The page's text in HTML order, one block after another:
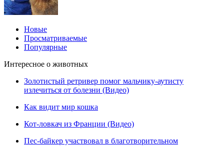
Новые
Просматриваемые
Популярные
Интересное о животных
Золотистый ретривер помог мальчику-аутисту
излечиться от болезни (Видео)
Как видит мир кошка
Кот-ловкач из Франции (Видео)
Пес-байкер участвовал в благотворительном